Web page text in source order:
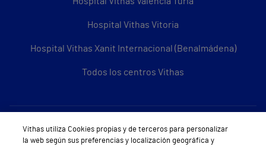
Hospital Vithas Vitoria
Hospital Vithas Xanit Internacional (Benalmádena)
Todos los centros Vithas
Sobre Vithas
Vithas utiliza Cookies propias y de terceros para personalizar
la web según sus preferencias y localización geográfica y